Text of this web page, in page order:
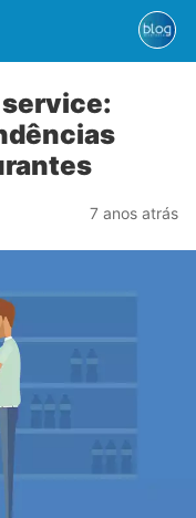
7 anos atrás